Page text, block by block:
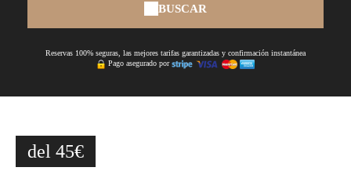
BUSCAR
Reservas 100% seguras, las mejores tarifas garantizadas y confirmación instantánea
Pago asegurado por
del 45€